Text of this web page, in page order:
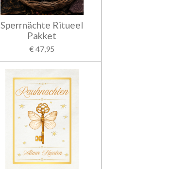
Sperrnächte Ritueel
Pakket
€ 47,95